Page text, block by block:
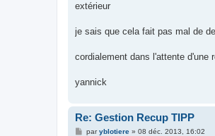
extérieur
je sais que cela fait pas mal de
cordialement dans l'attente d'une
yannick
Re: Gestion Recup TIPP
Mparyblotiere» 08 déc. 2013, 16:02